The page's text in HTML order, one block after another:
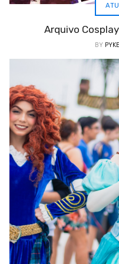
Arquivo
BY PYKE